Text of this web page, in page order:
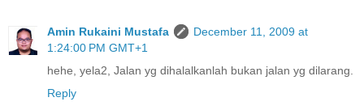
Amin Rukaini Mustafa
December 11, 2009 at
1:24:00 PM GMT+1
hehe, yela2, Jalan yg dihalalkanlah bukan jalan yg dilarang.
Reply